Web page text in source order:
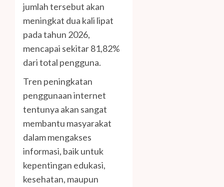
jumlah tersebut akan
meningkat dua kali lipat
pada tahun 2026,
mencapai sekitar 81,82%
dari total pengguna.
Tren peningkatan
penggunaan internet
tentunya akan sangat
membantu masyarakat
dalam mengakses
informasi, baik untuk
kepentingan edukasi,
kesehatan, maupun